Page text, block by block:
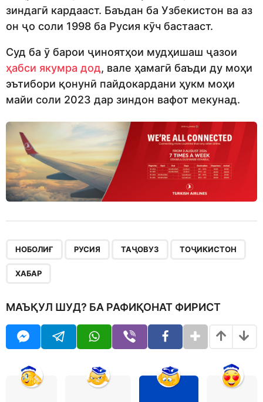
зиндагӣ кардааст. Баъдан ба Узбекистон ва аз
он ҷо соли 1998 ба Русия кӯч бастааст.
Суд ба ӯ барои ҷиноятҳои мудҳишаш ҷазои
ҳабси якумра дод, вале ҳамагӣ баъди ду моҳи
эътибори қонунӣ пайдокардани ҳукм моҳи
майи соли 2023 дар зиндон вафот мекунад.
НОБОЛИҒ РУСИЯ ТАҶОВУЗ ТОҶИКИСТОН
ХАБАР
МАЪҚУЛ ШУД? БА РАФИҚОНАТ ФИРИСТ